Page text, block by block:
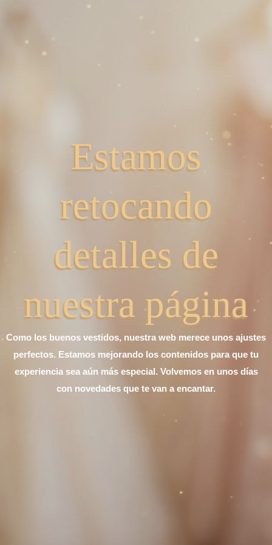
Estamos
retocando
detalles de
nuestra página
Como los buenos vestidos, nuestra web merece unos ajustes
perfectos. Estamos mejorando los contenidos para que tu
experiencia sea aún más especial. Volvemos en unos días
con novedades que te van a encantar.